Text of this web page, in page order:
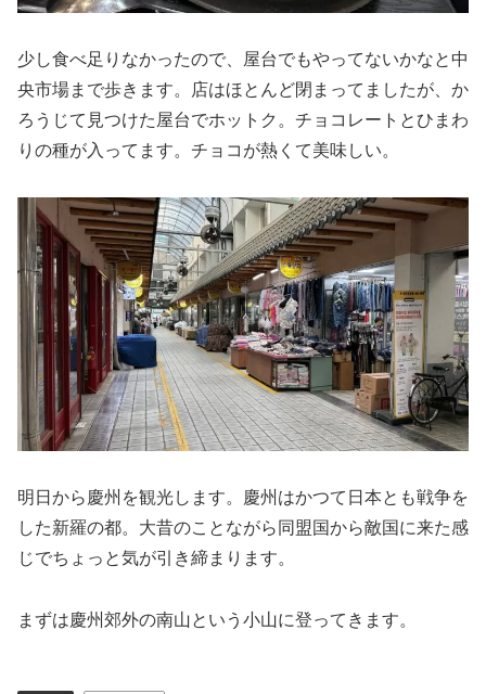
少し食べ足りなかったので、屋台でもやってないかなと中
央市場まで歩きます。店はほとんど閉まってましたが、か
ろうじて見つけた屋台でホットク。チョコレートとひまわ
りの種が入ってます。チョコが熱くて美味しい。
明日から慶州を観光します。慶州はかつて日本とも戦争を
した新羅の都。大昔のことながら同盟国から敵国に来た感
じでちょっと気が引き締まります。
まずは慶州郊外の南山という小山に登ってきます。